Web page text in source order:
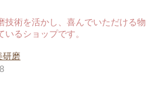
技術を活かし、喜んでいただける物
いるショップです。
研磨